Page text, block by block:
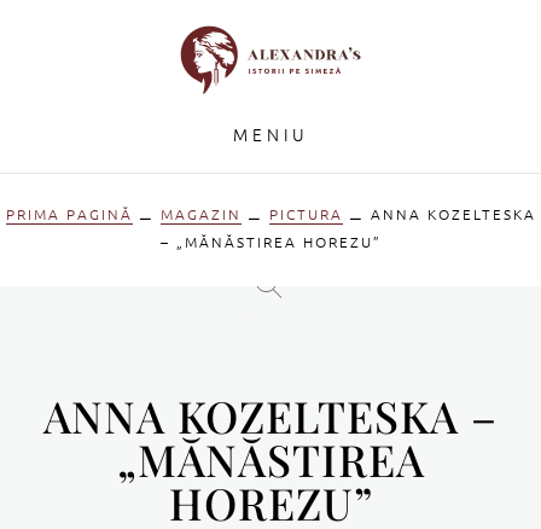
MENIU
PRIMA PAGINĂ ⚊ MAGAZIN ⚊ PICTURA ⚊ ANNA KOZELTESKA
– „MĂNĂSTIREA HOREZU”
ANNA KOZELTESKA –
„MĂNĂSTIREA
HOREZU”